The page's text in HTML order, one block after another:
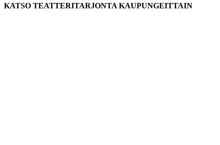
KATSO TEATTERITARJONTA KAUPUNGEITTAIN